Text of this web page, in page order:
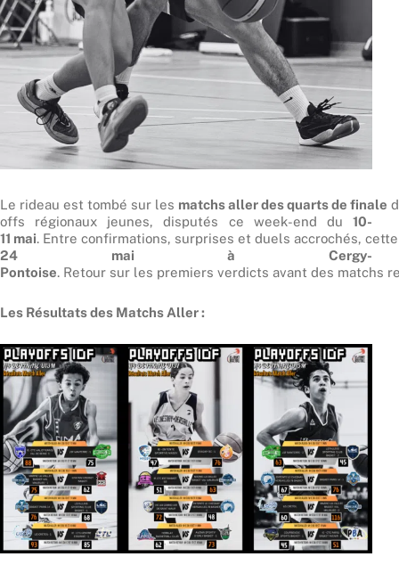
Le rideau est tombé sur les matchs aller des quarts de finale
offs régionaux jeunes, disputés ce week-end du 10-
11 mai. Entre confirmations, surprises et duels accrochés,
24 mai à Cergy-
Pontoise. Retour sur les premiers verdicts avant des matchs
Les Résultats des Matchs Aller :